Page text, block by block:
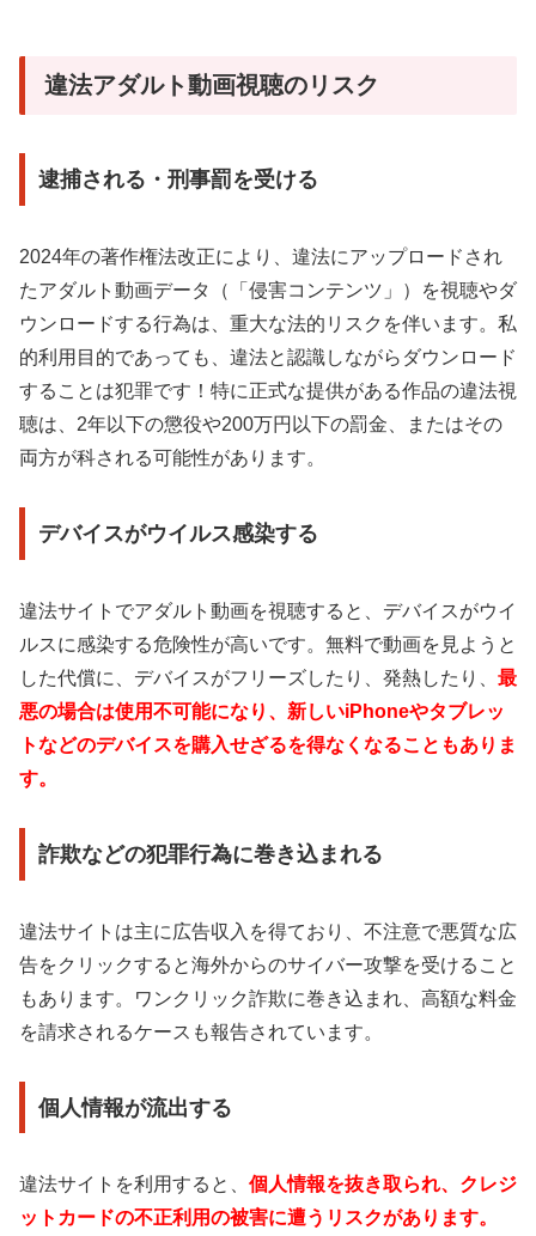
違法アダルト動画視聴のリスク
逮捕される・刑事罰を受ける
2024年の著作権法改正により、違法にアップロードされ
たアダルト動画データ（「侵害コンテンツ」）を視聴やダ
ウンロードする行為は、重大な法的リスクを伴います。私
的利用目的であっても、違法と認識しながらダウンロード
することは犯罪です！特に正式な提供がある作品の違法視
聴は、2年以下の懲役や200万円以下の罰金、またはその
両方が科される可能性があります。
デバイスがウイルス感染する
違法サイトでアダルト動画を視聴すると、デバイスがウイ
ルスに感染する危険性が高いです。無料で動画を見ようと
した代償に、デバイスがフリーズしたり、発熱したり、 最
悪の場合は使用不可能になり、新しいiPhoneやタブレッ
トなどのデバイスを購入せざるを得なくなることもありま
す。
詐欺などの犯罪行為に巻き込まれる
違法サイトは主に広告収入を得ており、不注意で悪質な広
告をクリックすると海外からのサイバー攻撃を受けること
もあります。ワンクリック詐欺に巻き込まれ、高額な料金
を請求されるケースも報告されています。
個人情報が流出する
違法サイトを利用すると、 個人情報を抜き取られ、クレジ
ットカードの不正利用の被害に遭うリスクがあります。